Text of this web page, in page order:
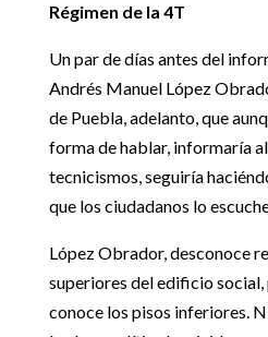
Régimen de la 4T
Un par de días antes del
Andrés Manuel López
de Puebla, adelanto, que
forma de hablar, informaría
tecnicismos, seguiría
que los ciudadanos lo
López Obrador, desconoce
superiores del edificio
conoce los pisos inferiores.